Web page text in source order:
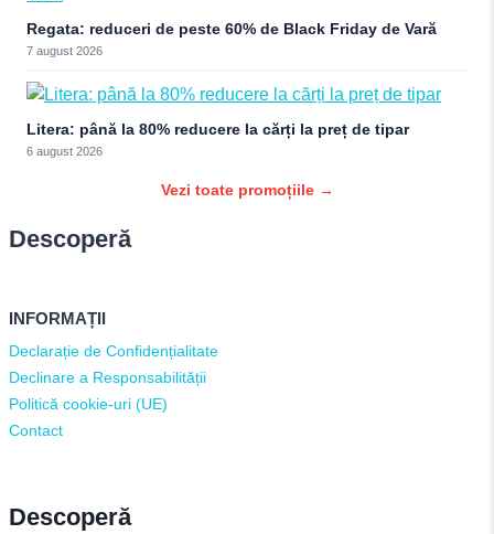
Regata: reduceri de peste 60% de Black Friday de Vară
7 august 2026
Litera: până la 80% reducere la cărți la preț de tipar
6 august 2026
Vezi toate promoțiile →
Descoperă
INFORMAȚII
Declarație de Confidențialitate
Declinare a Responsabilității
Politică cookie-uri (UE)
Contact
Descoperă